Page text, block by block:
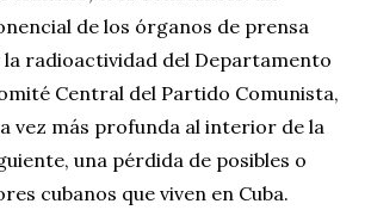
de los órganos de prensa
radioactividad del Departamento
Central del Partido Comunista,
vez más profunda al interior de la
una pérdida de posibles o
cubanos que viven en Cuba.